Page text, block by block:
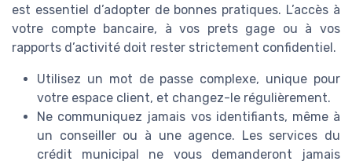
est essentiel d’adopter de bonnes pratiques. L’accès à
votre compte bancaire, à vos prets gage ou à vos
rapports d’activité doit rester strictement confidentiel.
Utilisez un mot de passe complexe, unique pour
votre espace client, et changez-le régulièrement.
Ne communiquez jamais vos identifiants, même à
un conseiller ou à une agence. Les services du
crédit municipal ne vous demanderont jamais